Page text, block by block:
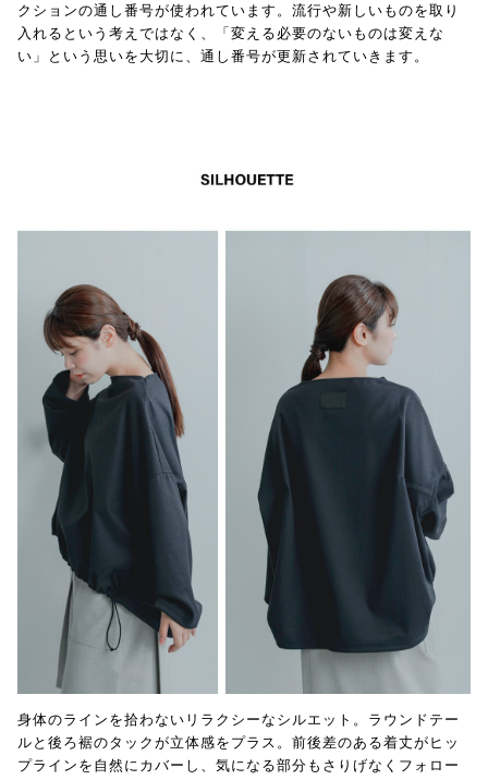
クションの通し番号が使われています。流行や新しいものを取り
入れるという考えではなく、「変える必要のないものは変えな
い」という思いを大切に、通し番号が更新されていきます。
身体のラインを拾わないリラクシーなシルエット。ラウンドテー
ルと後ろ裾のタックが立体感をプラス。前後差のある着丈がヒッ
プラインを自然にカバーし、気になる部分もさりげなくフォロー